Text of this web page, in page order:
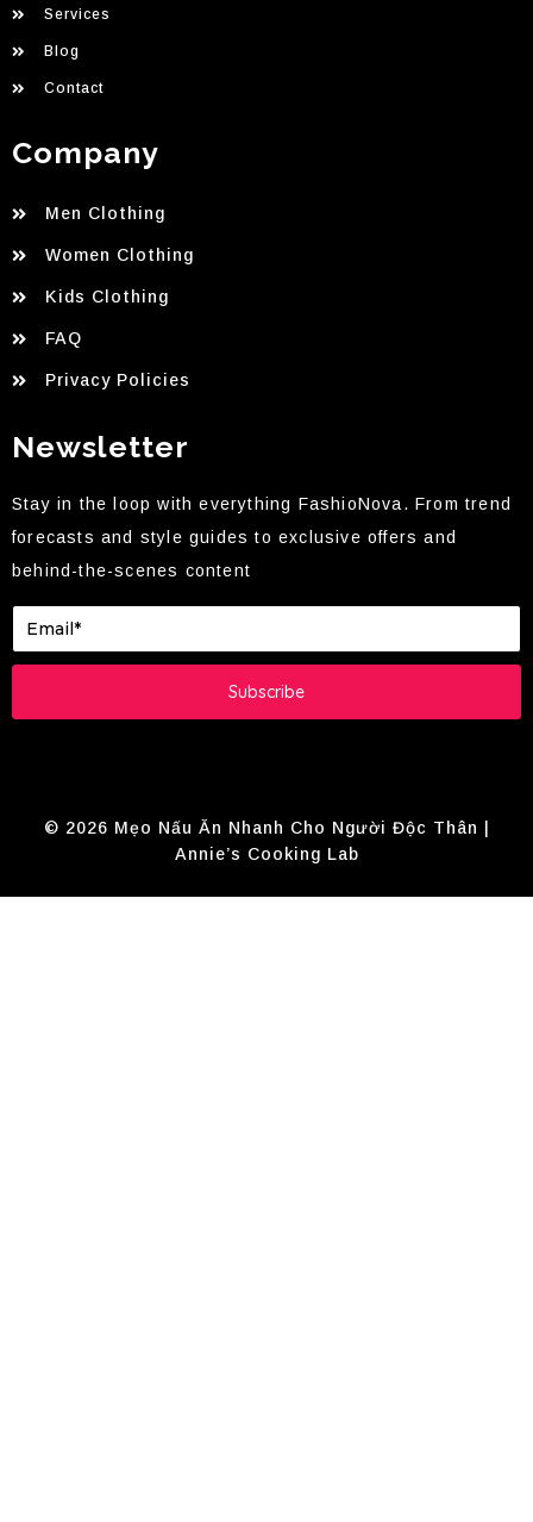
Services
Blog
Contact
Company
Men Clothing
Women Clothing
Kids Clothing
FAQ
Privacy Policies
Newsletter
Stay in the loop with everything FashioNova. From trend
forecasts and style guides to exclusive offers and
behind-the-scenes content
Subscribe
© 2026 Mẹo Nấu Ăn Nhanh Cho Người Độc Thân |
Annie’s Cooking Lab